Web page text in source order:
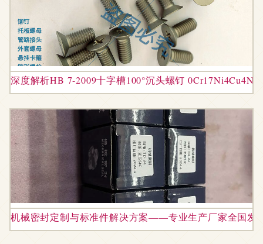
深度解析HB 7-2009十字槽100°沉头螺钉
机械密封定制与标准件解决方案——专业生产厂家全国发